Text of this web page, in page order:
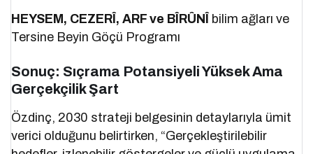
HEYSEM, CEZERÎ, ARF ve BÎRÛNÎ bilim ağları ve
Tersine Beyin Göçü Programı
Sonuç: Sıçrama Potansiyeli Yüksek Ama
Gerçekçilik Şart
Özdinç, 2030 strateji belgesinin detaylarıyla ümit
verici olduğunu belirtirken, “Gerçekleştirilebilir